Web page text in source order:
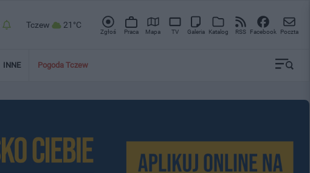
Tczew 21°C
Zgłoś Praca Mapa TV Galeria Katalog RSS Facebook Poczta
INNE Pogoda Tczew